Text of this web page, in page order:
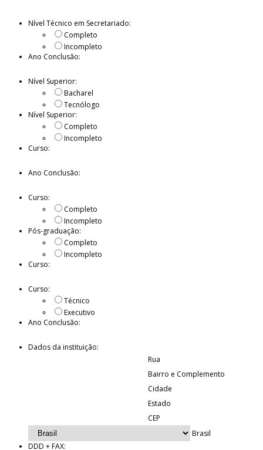
Nível Técnico em Secretariado:
Completo
Incompleto
Ano Conclusão:
Nível Superior:
Bacharel
Tecnólogo
Nível Superior:
Completo
Incompleto
Curso:
Ano Conclusão:
Curso:
Completo
Incompleto
Pós-graduação:
Completo
Incompleto
Curso:
Curso:
Técnico
Executivo
Ano Conclusão:
Dados da instituição:
Rua
Bairro e Complemento
Cidade
Estado
CEP
Brasil
DDD + FAX: